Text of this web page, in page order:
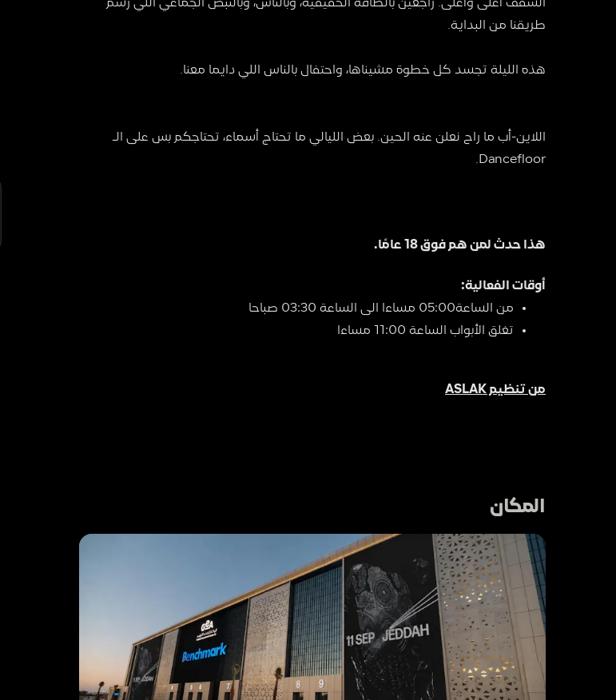
طريقنا من البداية.
هذه الليلة تجسد كل خطوة مشيناها، واحتفال بالناس اللي دايما معنا.
اللاين-أب ما راح نعلن عنه الحين. بعض الليالي ما تحتاج أسماء، تحتاجكم بس على الـ
Dancefloor.
هذا حدث لمن هم فوق 18 عامًا.
أوقات الفعالية:
من الساعة05:00 مساءا الى الساعة 03:30 صباحا
تغلق الأبواب الساعة 11:00 مساءا
من تنظيم ASLAK
المكان